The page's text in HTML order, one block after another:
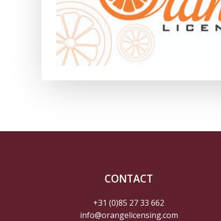
CONTACT
+31 (0)85 27 33 662
info@orangelicensing.com